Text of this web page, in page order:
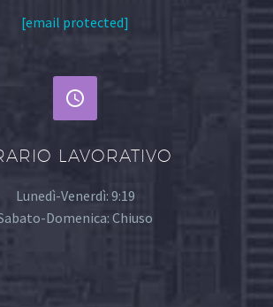
[email protected]


LAVORATIVO
Lunedì-Venerdì: 9:19
Domenica: Chiuso